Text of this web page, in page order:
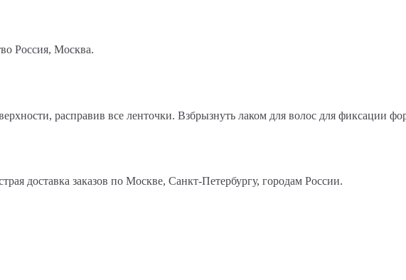
Россия, Москва.
расправив все ленточки. Взбрызнуть лаком для волос для фиксации
доставка заказов по Москве, Санкт-Петербургу, городам России.